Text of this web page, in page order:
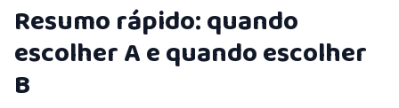
Resumo rápido: quando
escolher A e quando escolher
B